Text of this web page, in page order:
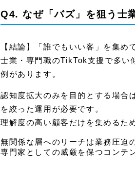
Q4. なぜ「バズ」を狙う士
【結論】「誰でもいい客」を集
士業・専門職のTikTok支援で多い
例があります。
認知度拡大のみを目的とする場合
を絞った運用が必要です。
理解度の高い顧客だけを集めるた
無関係な層へのリーチは業務圧迫
専門家としての威厳を保つコンテ